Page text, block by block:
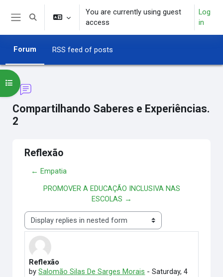
Skip to main content
Toggle search input
You are currently using guest
access
Log
in
Forum RSS feed of posts
Compartilhando Saberes e Experiências.
2
Open course index
Reflexão
← Empatia
PROMOVER A EDUCAÇÃO INCLUSIVA NAS
ESCOLAS →
Display mode
Reflexão
bySalomão Silas De Sarges Morais -Saturday, 4
Number of replies: 0